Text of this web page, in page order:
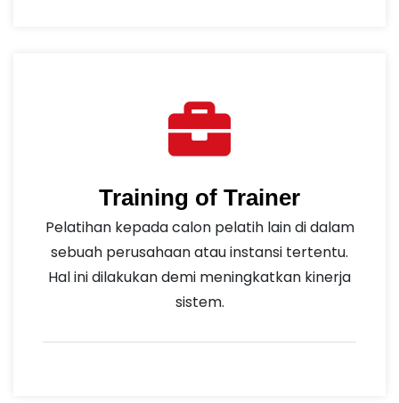
Training of Trainer
Pelatihan kepada calon pelatih lain di dalam
sebuah perusahaan atau instansi tertentu.
Hal ini dilakukan demi meningkatkan kinerja
sistem.